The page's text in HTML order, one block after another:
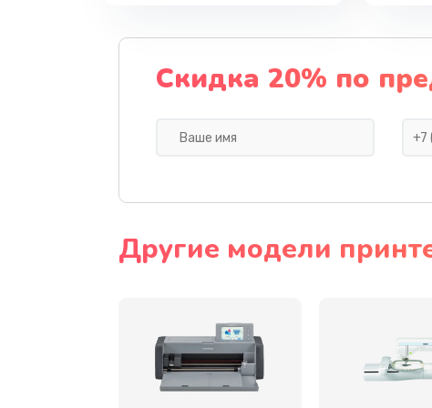
Скидка 20% по
Другие модели